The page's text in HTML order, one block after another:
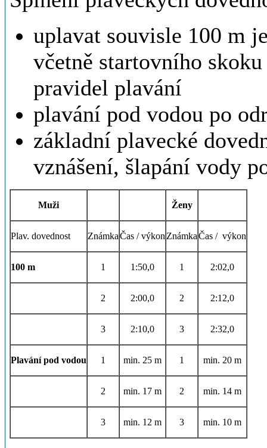
uplavat souvisle 100 m
včetně startovního
pravidel plavání
plavání pod vodou po
základní plavecké
vznášení, šlapání vody
Muži Ženy
Plav. dovednost ZnámkaČas / výkon ZnámkaČas / výkon
100 m 1 1:50,0 1 2:02,0
2 2:00,0 2 2:12,0
3 2:10,0 3 2:32,0
Plavání pod vodou 1 min. 25 m 1 min. 20 m
2 min. 17 m 2 min. 14 m
3 min. 12 m 3 min. 10 m